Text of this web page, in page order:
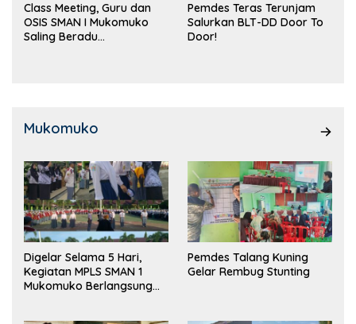
Class Meeting, Guru dan
OSIS SMAN I Mukomuko
Saling Beradu
Pemdes Teras Terunjam
Salurkan BLT-DD Door To
Door!
Mukomuko
Digelar Selama 5 Hari,
Kegiatan MPLS SMAN 1
Mukomuko Berlangsung
Pemdes Talang Kuning
Gelar Rembug Stunting